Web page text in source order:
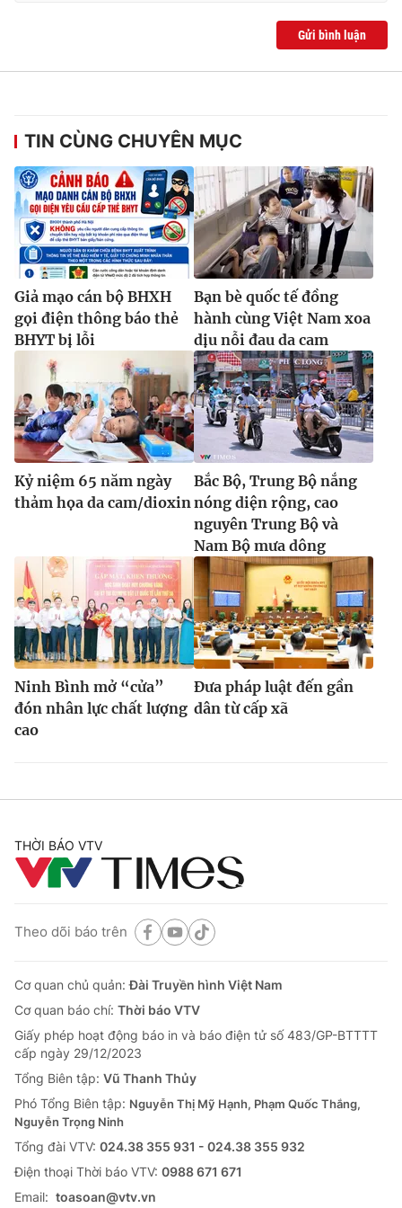
® Cấm sao chép dưới mọi hình thức nếu không có sự chấp
thuận bằng văn bản. Ghi rõ nguồn VTV.vn khi phát hành lại
thông tin từ website này.
Gửi bình luận
TIN CÙNG CHUYÊN MỤC
Giả mạo cán bộ BHXH
gọi điện thông báo thẻ
BHYT bị lỗi
Bạn bè quốc tế đồng
hành cùng Việt Nam xoa
dịu nỗi đau da cam
Kỷ niệm 65 năm ngày
thảm họa da cam/dioxin
Bắc Bộ, Trung Bộ nắng
nóng diện rộng, cao
nguyên Trung Bộ và
Nam Bộ mưa dông
Ninh Bình mở “cửa”
đón nhân lực chất lượng
cao
Đưa pháp luật đến gần
dân từ cấp xã
THỜI BÁO VTV
Theo dõi báo trên
Cơ quan chủ quản:Đài Truyền hình Việt Nam
Cơ quan báo chí: Thời báo VTV
Giấy phép hoạt động báo in và báo điện tử số 483/GP-BTTTT
cấp ngày 29/12/2023
Tổng Biên tập: Vũ Thanh Thủy
Phó Tổng Biên tập: Nguyễn Thị Mỹ Hạnh, Phạm Quốc Thắng,
Nguyễn Trọng Ninh
Tổng đài VTV: 024.38 355 931 - 024.38 355 932
Ðiện thoại Thời báo VTV: 0988 671 671
Email: toasoan@vtv.vn